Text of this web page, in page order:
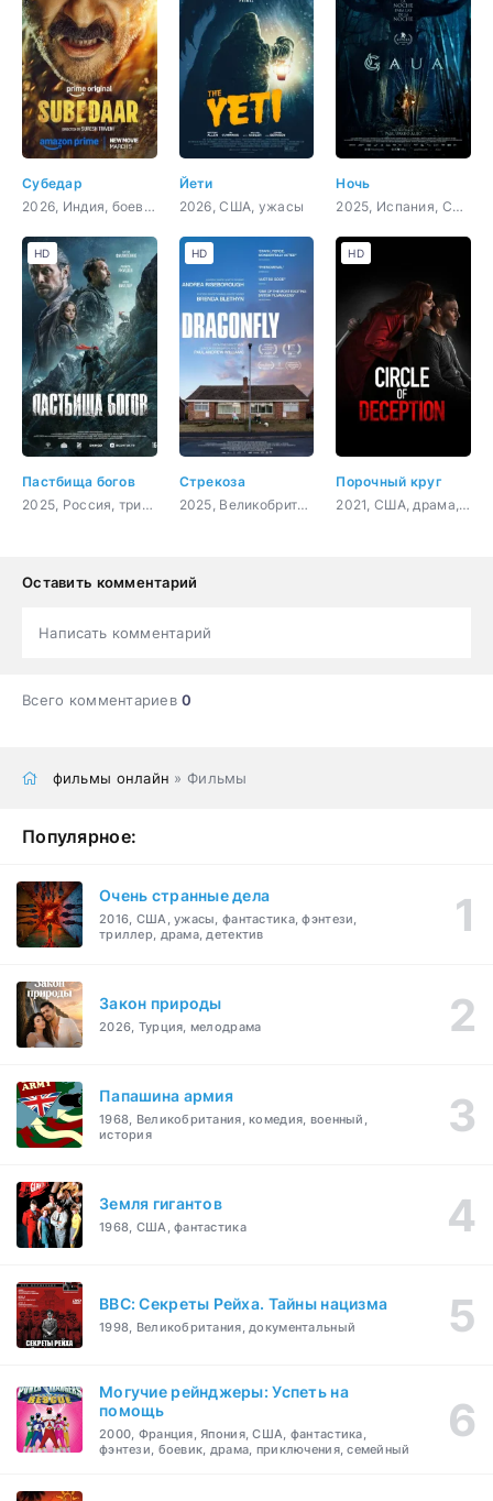
Субедар
2026, Индия, боевик, драма
Йети
2026, США, ужасы
Ночь
2025, Испания, США, ужасы, фэнтези
Пастбища богов
2025, Россия, триллер
HD
Стрекоза
2025, Великобритания, триллер, драма
HD
Порочный круг
2021, США, драма, криминал
HD
Оставить комментарий
Написать комментарий
Всего комментариев0
фильмы онлайн » Фильмы
Популярное:
Очень странные дела
2016, США, ужасы, фантастика, фэнтези,
триллер, драма, детектив
Закон природы
2026, Турция, мелодрама
Папашина армия
1968, Великобритания, комедия, военный,
история
Земля гигантов
1968, США, фантастика
BBC: Секреты Рейха. Тайны нацизма
1998, Великобритания, документальный
Могучие рейнджеры: Успеть на
помощь
2000, Франция, Япония, США, фантастика,
фэнтези, боевик, драма, приключения, семейный